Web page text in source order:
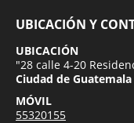
UBICACIÓN Y
UBICACIÓN
"28 calle 4-20
Ciudad de
MÓVIL
55320155